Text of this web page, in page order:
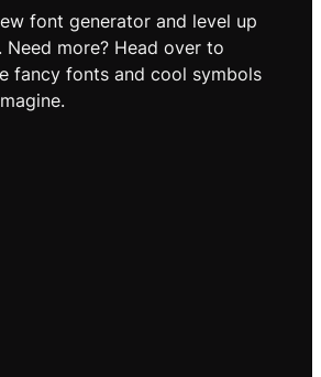
font generator and level up
more? Head over to
fancy fonts and cool symbols